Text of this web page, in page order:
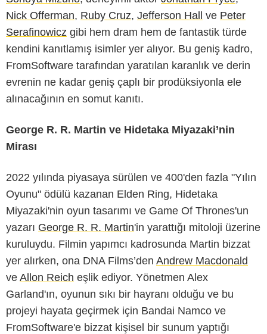
Nick Offerman, Ruby Cruz, Jefferson Hall ve Peter
Serafinowicz gibi hem dram hem de fantastik türde
kendini kanıtlamış isimler yer alıyor. Bu geniş kadro,
FromSoftware tarafından yaratılan karanlık ve derin
evrenin ne kadar geniş çaplı bir prodüksiyonla ele
alınacağının en somut kanıtı.
George R. R. Martin ve Hidetaka Miyazaki’nin
Mirası
2022 yılında piyasaya sürülen ve 400'den fazla "Yılın
Oyunu" ödülü kazanan Elden Ring, Hidetaka
Miyazaki'nin oyun tasarımı ve Game Of Thrones'un
yazarı George R. R. Martin'in yarattığı mitoloji üzerine
kuruluydu. Filmin yapımcı kadrosunda Martin bizzat
yer alırken, ona DNA Films’den Andrew Macdonald
ve Allon Reich eşlik ediyor. Yönetmen Alex
Garland'ın, oyunun sıkı bir hayranı olduğu ve bu
projeyi hayata geçirmek için Bandai Namco ve
FromSoftware'e bizzat kişisel bir sunum yaptığı